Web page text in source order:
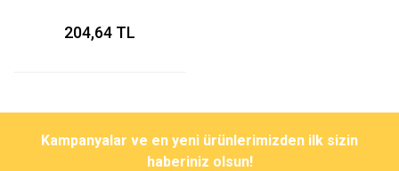
204,64 TL
Kampanyalar ve en yeni ürünlerimizden ilk sizin
haberiniz olsun!